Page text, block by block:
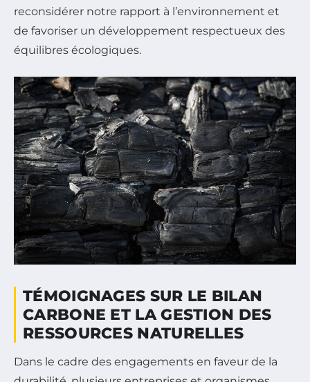
reconsidérer notre rapport à l’environnement et
de favoriser un développement respectueux des
équilibres écologiques.
TÉMOIGNAGES SUR LE BILAN
CARBONE ET LA GESTION DES
RESSOURCES NATURELLES
Dans le cadre des engagements en faveur de la